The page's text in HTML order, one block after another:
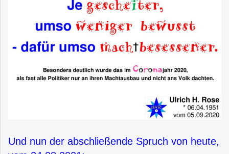
Und nun der abschließende Spruch von heute,